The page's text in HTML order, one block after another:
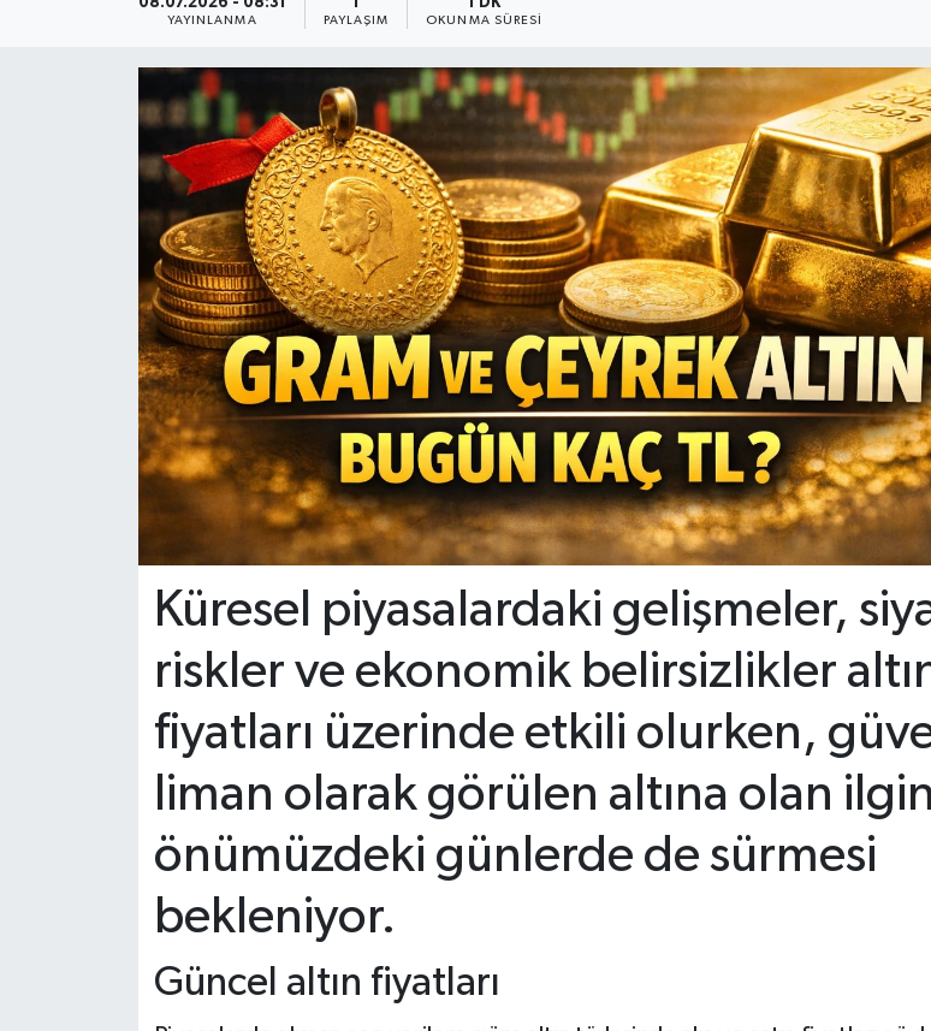
08.07.2026 - 08:31
YAYINLANMA PAYLAŞIM
1 DK
OKUNMA SÜRESI
Küresel piyasalardaki gelişmeler,
riskler ve ekonomik belirsizlikler
fiyatları üzerinde etkili olurken,
liman olarak görülen altına olan
önümüzdeki günlerde de sürmesi
bekleniyor.
Güncel altın fiyatları